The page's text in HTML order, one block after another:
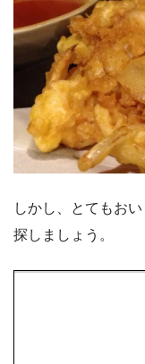
しかし、とてもお
探しましょう。